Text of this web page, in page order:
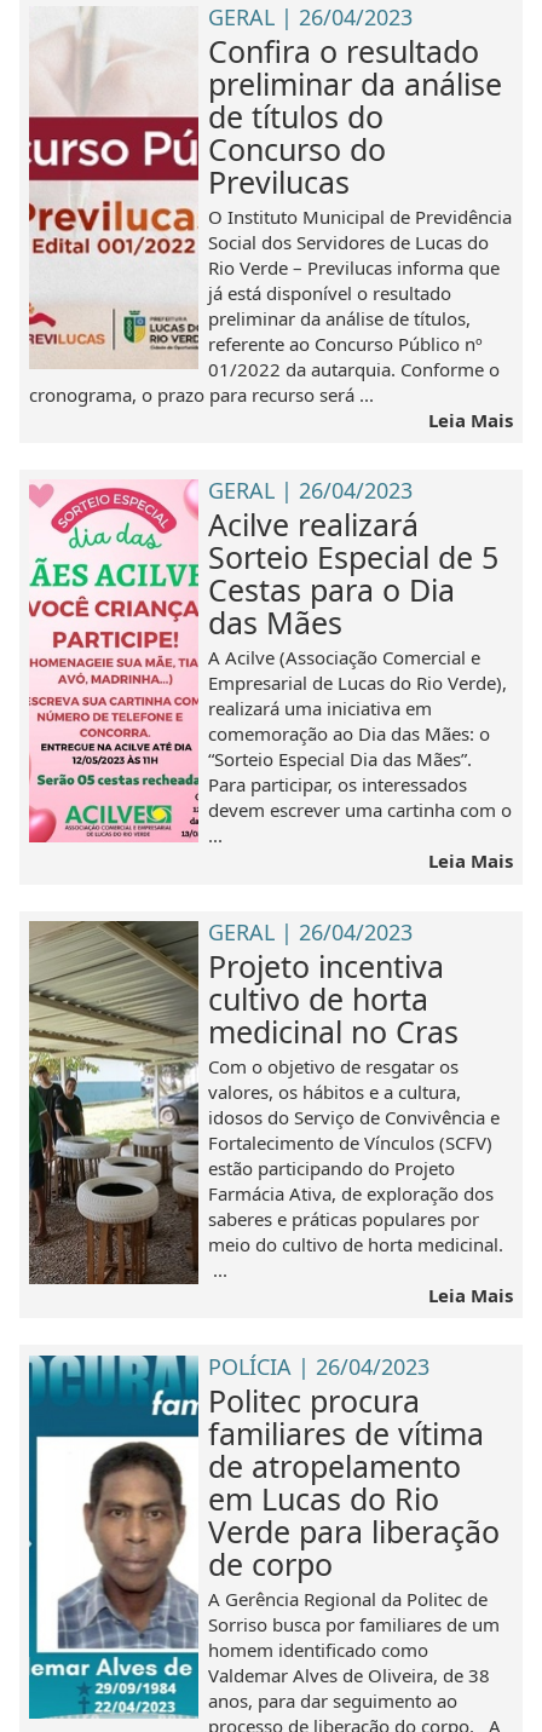
GERAL | 26/04/2023
Confira o resultado
preliminar da análise
de títulos do
Concurso do
Previlucas
O Instituto Municipal de Previdência
Social dos Servidores de Lucas do
Rio Verde – Previlucas informa que
já está disponível o resultado
preliminar da análise de títulos,
referente ao Concurso Público nº
01/2022 da autarquia. Conforme o
cronograma, o prazo para recurso será ...
Leia Mais
GERAL | 26/04/2023
Acilve realizará
Sorteio Especial de 5
Cestas para o Dia
das Mães
A Acilve (Associação Comercial e
Empresarial de Lucas do Rio Verde),
realizará uma iniciativa em
comemoração ao Dia das Mães: o
“Sorteio Especial Dia das Mães”.
Para participar, os interessados
devem escrever uma cartinha com o
...
Leia Mais
GERAL | 26/04/2023
Projeto incentiva
cultivo de horta
medicinal no Cras
Com o objetivo de resgatar os
valores, os hábitos e a cultura,
idosos do Serviço de Convivência e
Fortalecimento de Vínculos (SCFV)
estão participando do Projeto
Farmácia Ativa, de exploração dos
saberes e práticas populares por
meio do cultivo de horta medicinal.
...
Leia Mais
POLÍCIA | 26/04/2023
Politec procura
familiares de vítima
de atropelamento
em Lucas do Rio
Verde para liberação
de corpo
A Gerência Regional da Politec de
Sorriso busca por familiares de um
homem identificado como
Valdemar Alves de Oliveira, de 38
anos, para dar seguimento ao
processo de liberação do corpo. A